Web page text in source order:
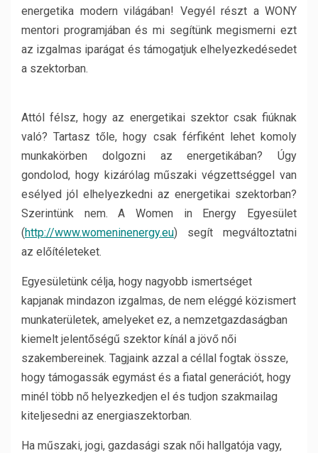
energetika modern világában! Vegyél részt a WONY
mentori programjában és mi segítünk megismerni ezt
az izgalmas iparágat és támogatjuk elhelyezkedésedet
a szektorban.
Attól félsz, hogy az energetikai szektor csak fiúknak
való? Tartasz tőle, hogy csak férfiként lehet komoly
munkakörben dolgozni az energetikában? Úgy
gondolod, hogy kizárólag műszaki végzettséggel van
esélyed jól elhelyezkedni az energetikai szektorban?
Szerintünk nem. A Women in Energy Egyesület
(http://www.womeninenergy.eu) segít megváltoztatni
az előítéleteket.
Egyesületünk célja, hogy nagyobb ismertséget
kapjanak mindazon izgalmas, de nem eléggé közismert
munkaterületek, amelyeket ez, a nemzetgazdaságban
kiemelt jelentőségű szektor kínál a jövő női
szakembereinek. Tagjaink azzal a céllal fogtak össze,
hogy támogassák egymást és a fiatal generációt, hogy
minél több nő helyezkedjen el és tudjon szakmailag
kiteljesedni az energiaszektorban.
Ha műszaki, jogi, gazdasági szak női hallgatója vagy,